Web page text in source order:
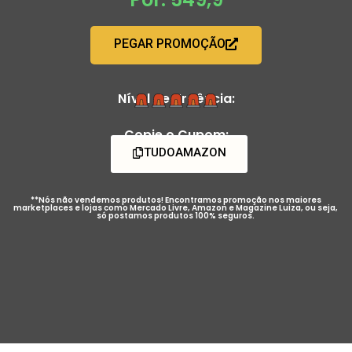
PEGAR PROMOÇÃO
Nível de Urgência:
Copie o Cupom:
TUDOAMAZON
**Nós não vendemos produtos! Encontramos promoção nos maiores
marketplaces e lojas como Mercado Livre, Amazon e Magazine Luiza, ou seja,
só postamos produtos 100% seguros.